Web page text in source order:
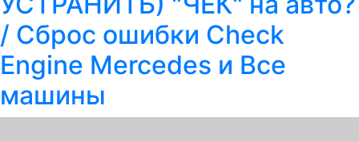
/ Сброс ошибки Check
Engine Mercedes и Все
машины